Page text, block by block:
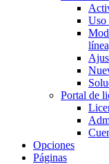
Uso
Portal de
Opciones
Páginas